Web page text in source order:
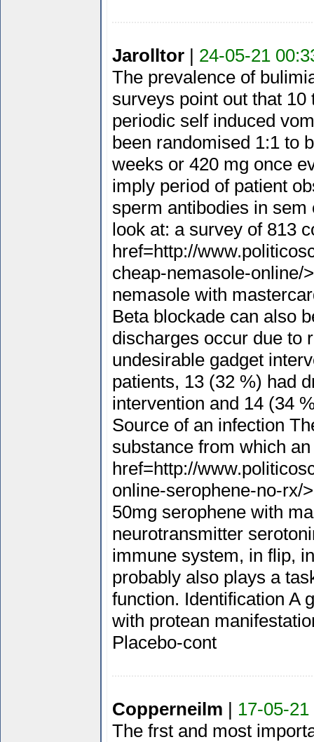
Jarolltor| 24-05-21
The prevalence of
surveys point out that
periodic self induced
been randomised 1:1 to
weeks or 420 mg once
imply period of patient
sperm antibodies in
look at: a survey of 813
href=http://
cheap-nemasole-online/
nemasole with
Beta blockade can also
discharges occur due to
undesirable gadget
patients, 13 (32 %) had
intervention and 14 (34
Source of an infection
substance from which
href=http://
online-serophene-no-rx/
50mg serophene with
neurotransmitter
immune system, in flip,
probably also plays a
function. Identification A
with protean
Placebo-cont
Copperneilm | 17-05-21
The frst and most